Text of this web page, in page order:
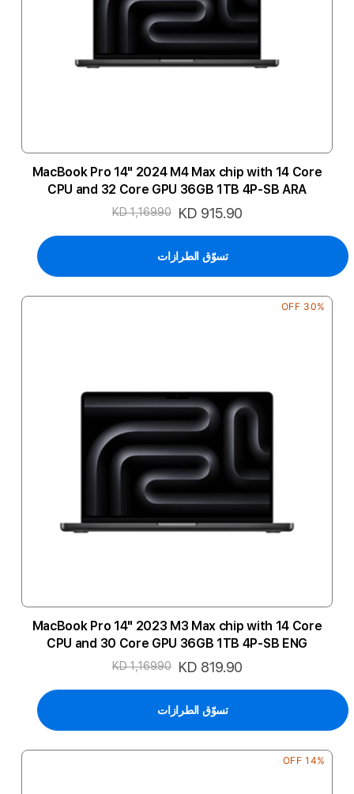
MacBook Pro 14" 2024 M4 Max chip with 14 Core
CPU and 32 Core GPU 36GB 1TB 4P-SB ARA
السعر
KD 915.90
KD 1,169.90
تسوّق الطرازات
30% OFF
MacBook Pro 14" 2023 M3 Max chip with 14 Core
CPU and 30 Core GPU 36GB 1TB 4P-SB ENG
السعر
KD 819.90
KD 1,169.90
تسوّق الطرازات
14% OFF